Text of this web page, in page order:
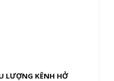
LƯỢNG KÊNH HỞ